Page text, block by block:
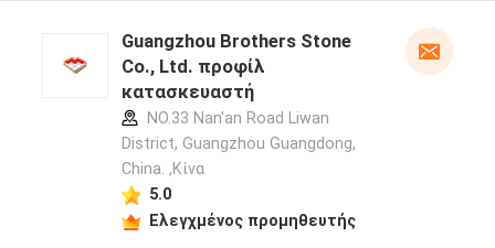
Guangzhou Brothers Stone
Co., Ltd. προφίλ
κατασκευαστή
NO.33 Nan'an Road Liwan
District, Guangzhou Guangdong,
China. ,Κίνα
5.0
Ελεγχμένος προμηθευτής